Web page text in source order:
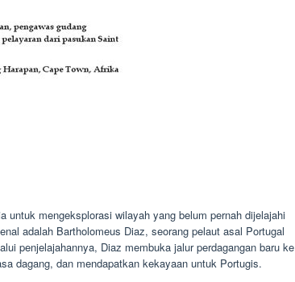
untuk mengeksplorasi wilayah yang belum pernah dijelajahi
adalah Bartholomeus Diaz, seorang pelaut asal Portugal
penjelajahannya, Diaz membuka jalur perdagangan baru ke
dagang, dan mendapatkan kekayaan untuk Portugis.